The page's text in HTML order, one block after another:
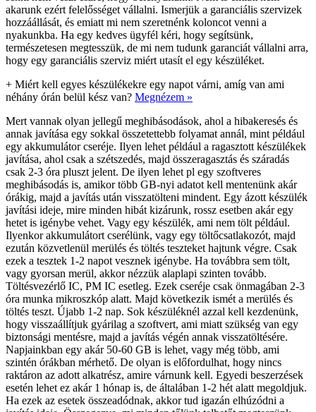
akarunk ezért felelősséget vállalni. Ismerjük a garanciális szervizek
hozzáállását, és emiatt mi nem szeretnénk koloncot venni a
nyakunkba. Ha egy kedves ügyfél kéri, hogy segítsünk,
természetesen megtesszük, de mi nem tudunk garanciát vállalni arra,
hogy egy garanciális szerviz miért utasít el egy készüléket.
+ Miért kell egyes készülékekre egy napot várni, amíg van ami
néhány órán belül kész van? Megnézem »
Mert vannak olyan jellegű meghibásodások, ahol a hibakeresés és
annak javítása egy sokkal összetettebb folyamat annál, mint például
egy akkumulátor cseréje. Ilyen lehet például a ragasztott készülékek
javítása, ahol csak a szétszedés, majd összeragasztás és száradás
csak 2-3 óra pluszt jelent. De ilyen lehet pl egy szoftveres
meghibásodás is, amikor több GB-nyi adatot kell mentenünk akár
órákig, majd a javítás után visszatölteni mindent. Egy ázott készülék
javítási ideje, mire minden hibát kizárunk, rossz esetben akár egy
hetet is igénybe vehet. Vagy egy készülék, ami nem tölt például.
Ilyenkor akkumulátort cserélünk, vagy egy töltőcsatlakozót, majd
ezután közvetlenül merülés és töltés teszteket hajtunk végre. Csak
ezek a tesztek 1-2 napot vesznek igénybe. Ha továbbra sem tölt,
vagy gyorsan merül, akkor nézzük alaplapi szinten tovább.
Töltésvezérlő IC, PM IC esetleg. Ezek cseréje csak önmagában 2-3
óra munka mikroszkóp alatt. Majd következik ismét a merülés és
töltés teszt. Újabb 1-2 nap. Sok készüléknél azzal kell kezdenünk,
hogy visszaállítjuk gyárilag a szoftvert, ami miatt szükség van egy
biztonsági mentésre, majd a javítás végén annak visszatöltésére.
Napjainkban egy akár 50-60 GB is lehet, vagy még több, ami
szintén órákban mérhető. De olyan is előfordulhat, hogy nincs
raktáron az adott alkatrész, amire várnunk kell. Egyedi beszerzések
esetén lehet ez akár 1 hónap is, de általában 1-2 hét alatt megoldjuk.
Ha ezek az esetek összeadódnak, akkor tud igazán elhúzódni a